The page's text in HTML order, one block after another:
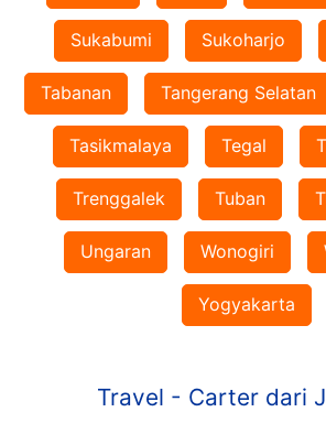
Sukabumi Sukoharjo
Tabanan Tangerang Selatan
Tasikmalaya Tegal
Trenggalek Tuban
Ungaran Wonogiri
Yogyakarta
Travel - Carter dari